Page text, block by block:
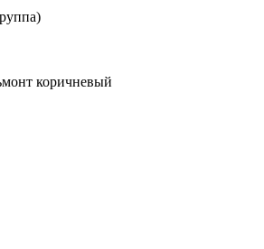
коричневый